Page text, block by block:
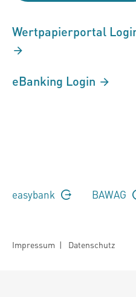
Wertpapierportal
eBanking Login
easybank BAWAG
Impressum | Datenschutz